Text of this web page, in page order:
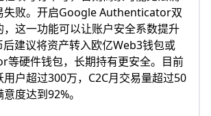
失败。开启Google Authenticator双
，这一功能可以让账户安全系数提升
建议将资产转入欧亿Web3钱包或
等硬件钱包，长期持有更安全。目前
户超过300万，C2C月交易量超过50
度达到92%。